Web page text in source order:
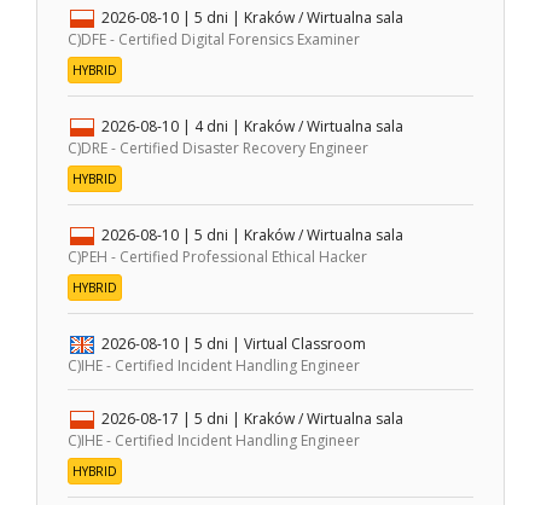
2026-08-10 | 5 dni | Kraków / Wirtualna sala
C)DFE - Certified Digital Forensics Examiner
HYBRID
2026-08-10 | 4 dni | Kraków / Wirtualna sala
C)DRE - Certified Disaster Recovery Engineer
HYBRID
2026-08-10 | 5 dni | Kraków / Wirtualna sala
C)PEH - Certified Professional Ethical Hacker
HYBRID
2026-08-10 | 5 dni | Virtual Classroom
C)IHE - Certified Incident Handling Engineer
2026-08-17 | 5 dni | Kraków / Wirtualna sala
C)IHE - Certified Incident Handling Engineer
HYBRID